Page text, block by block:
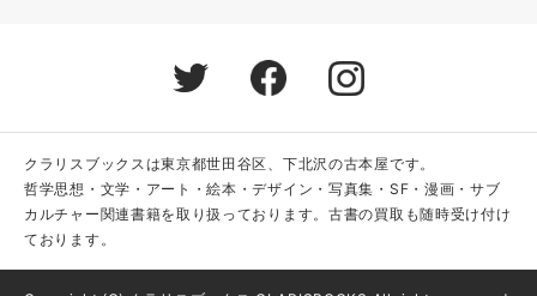
クラリスブックスは東京都世田谷区、下北沢の古本屋です。
哲学思想・文学・アート・絵本・デザイン・写真集・SF・漫画・サブ
カルチャー関連書籍を取り扱っております。古書の買取も随時受け付け
ております。